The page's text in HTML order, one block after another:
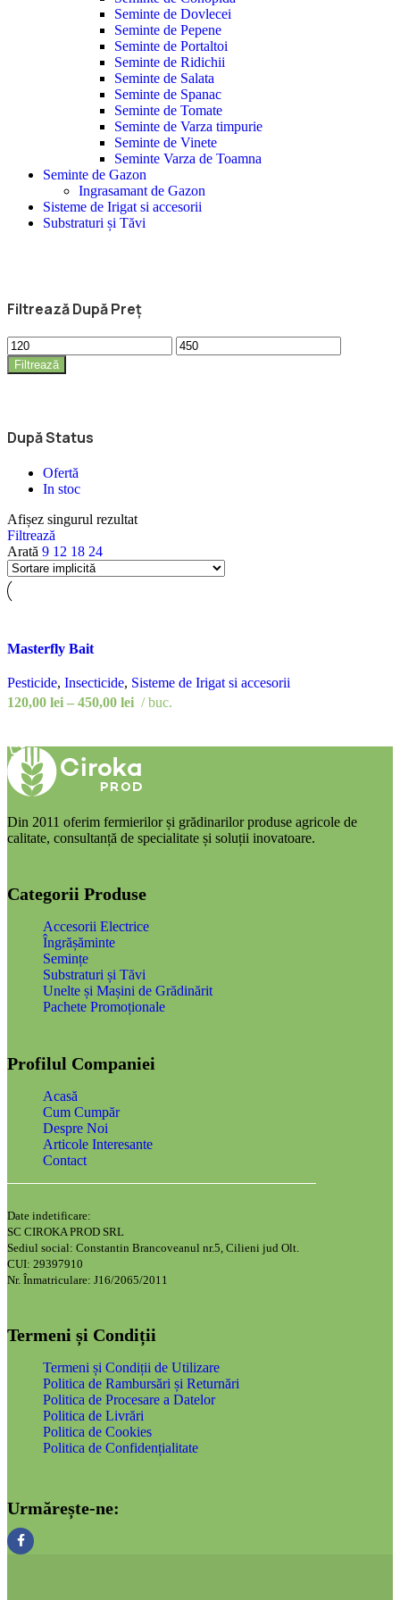
Seminte de Dovlecei
Seminte de Pepene
Seminte de Portaltoi
Seminte de Ridichii
Seminte de Salata
Seminte de Spanac
Seminte de Tomate
Seminte de Varza timpurie
Seminte de Vinete
Seminte Varza de Toamna
Seminte de Gazon
Ingrasamant de Gazon
Sisteme de Irigat si accesorii
Substraturi și Tăvi
Filtrează După Preț
Preț
minim
Preț
maxim
Filtrează
După Status
Ofertă
In stoc
Afișez singurul rezultat
Filtrează
Arată 9 12 18 24
Masterfly Bait
Pesticide, Insecticide, Sisteme de Irigat si accesorii
120,00 lei – 450,00 leiInterval
120,00 lei
până
450,00 lei
buc.
Din 2011 oferim fermierilor și grădinarilor produse agricole de
calitate, consultanță de specialitate și soluții inovatoare.
Categorii Produse
Accesorii Electrice
Îngrășăminte
Semințe
Substraturi și Tăvi
Unelte și Mașini de Grădinărit
Pachete Promoționale
Profilul Companiei
Acasă
Cum Cumpăr
Despre Noi
Articole Interesante
Contact
Date indetificare:
SC CIROKA PROD SRL
Sediul social: Constantin Brancoveanul nr.5, Cilieni jud Olt.
CUI: 29397910
Nr. Înmatriculare: J16/2065/2011
Termeni și Condiții
Termeni și Condiții de Utilizare
Politica de Rambursări și Returnări
Politica de Procesare a Datelor
Politica de Livrări
Politica de Cookies
Politica de Confidențialitate
Urmărește-ne: